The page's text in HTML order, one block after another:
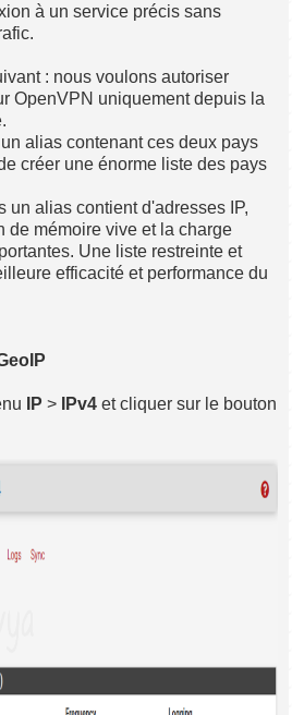
à un service précis sans
: nous voulons autoriser
OpenVPN uniquement depuis la
alias contenant ces deux pays
créer une énorme liste des pays
un alias contient d'adresses IP,
de mémoire vive et la charge
Une liste restreinte et
efficacité et performance du
IP > IPv4 et cliquer sur le bouton